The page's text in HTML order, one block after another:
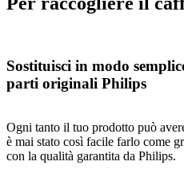
Sostituisci in modo
parti originali Philips
Ogni tanto il tuo prodotto può
è mai stato così facile farlo come
con la qualità garantita da Philips.